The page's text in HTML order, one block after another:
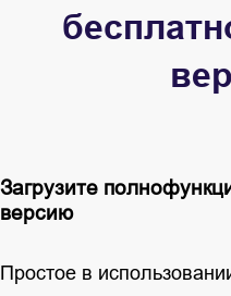
Загрузите
версию
Простое в